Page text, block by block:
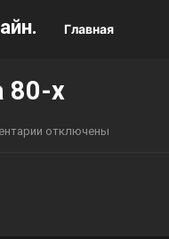
Главная
80-х
отключены